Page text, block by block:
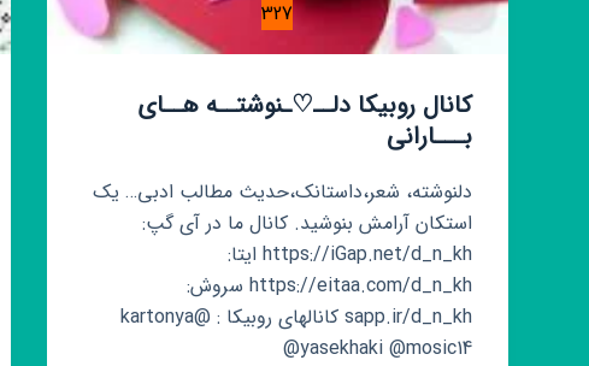
327
کانال روبیکا دلــ♡ـنوشتــه هــای
بـــارانی
دلنوشته، شعر،داستانک،حدیث مطالب ادبی… یک
استکان آرامش بنوشید. کانال ما در آی گپ:
https://iGap.net/d_n_kh ایتا:
https://eitaa.com/d_n_kh سروش:
sapp.ir/d_n_kh کانالهای روبیکا : @kartonya
@yasekhaki @mosic14